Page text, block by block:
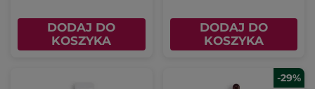
DODAJ DO
KOSZYKA
DODAJ DO
KOSZYKA
-29%